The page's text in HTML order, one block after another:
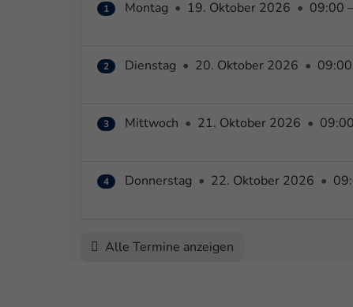
1 Montag • 19. Oktober 2026 • 09:00
2 Dienstag • 20. Oktober 2026 •
3 Mittwoch • 21. Oktober 2026 •
4 Donnerstag • 22. Oktober 2026 •
Alle Termine anzeigen